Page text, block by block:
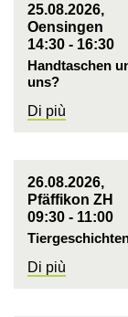
25.08.2026,
Oensingen
14:30 - 16:30
Handtaschen
uns?
Di più
26.08.2026,
Pfäffikon ZH
09:30 - 11:00
Di più